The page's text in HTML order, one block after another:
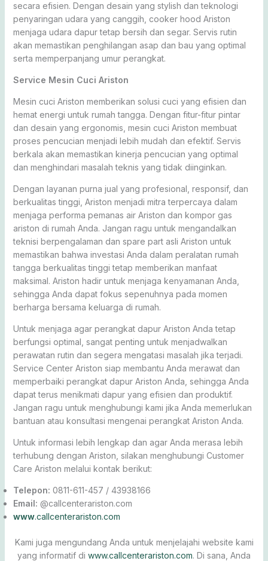
secara efisien. Dengan desain yang stylish dan teknologi
penyaringan udara yang canggih, cooker hood Ariston
menjaga udara dapur tetap bersih dan segar. Servis rutin
akan memastikan penghilangan asap dan bau yang optimal
serta memperpanjang umur perangkat.
Service Mesin Cuci Ariston
Mesin cuci Ariston memberikan solusi cuci yang efisien dan
hemat energi untuk rumah tangga. Dengan fitur-fitur pintar
dan desain yang ergonomis, mesin cuci Ariston membuat
proses pencucian menjadi lebih mudah dan efektif. Servis
berkala akan memastikan kinerja pencucian yang optimal
dan menghindari masalah teknis yang tidak diinginkan.
Dengan layanan purna jual yang profesional, responsif, dan
berkualitas tinggi, Ariston menjadi mitra terpercaya dalam
menjaga performa pemanas air Ariston dan kompor gas
ariston di rumah Anda. Jangan ragu untuk mengandalkan
teknisi berpengalaman dan spare part asli Ariston untuk
memastikan bahwa investasi Anda dalam peralatan rumah
tangga berkualitas tinggi tetap memberikan manfaat
maksimal. Ariston hadir untuk menjaga kenyamanan Anda,
sehingga Anda dapat fokus sepenuhnya pada momen
berharga bersama keluarga di rumah.
Untuk menjaga agar perangkat dapur Ariston Anda tetap
berfungsi optimal, sangat penting untuk menjadwalkan
perawatan rutin dan segera mengatasi masalah jika terjadi.
Service Center Ariston siap membantu Anda merawat dan
memperbaiki perangkat dapur Ariston Anda, sehingga Anda
dapat terus menikmati dapur yang efisien dan produktif.
Jangan ragu untuk menghubungi kami jika Anda memerlukan
bantuan atau konsultasi mengenai perangkat Ariston Anda.
Untuk informasi lebih lengkap dan agar Anda merasa lebih
terhubung dengan Ariston, silakan menghubungi Customer
Care Ariston melalui kontak berikut:
Telepon: 0811-611-457 / 43938166
Email: @callcenterariston.com
www.callcenterariston.com
Kami juga mengundang Anda untuk menjelajahi website kami
yang informatif di www.callcenterariston.com. Di sana, Anda